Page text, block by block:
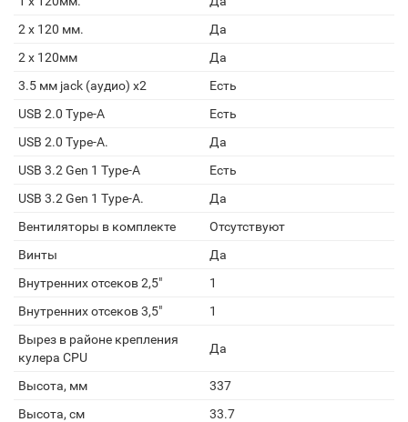
2 x 120 мм.
Да
2 x 120мм
Да
3.5 мм jack (аудио) х2
Есть
USB 2.0 Type-A
Есть
USB 2.0 Type-A.
Да
USB 3.2 Gen 1 Type-A
Есть
USB 3.2 Gen 1 Type-A.
Да
Вентиляторы в комплекте
Отсутствуют
Винты
Да
Внутренних отсеков 2,5"
1
Внутренних отсеков 3,5"
1
Вырез в районе крепления
кулера CPU
Да
Высота, мм
337
Высота, см
33.7